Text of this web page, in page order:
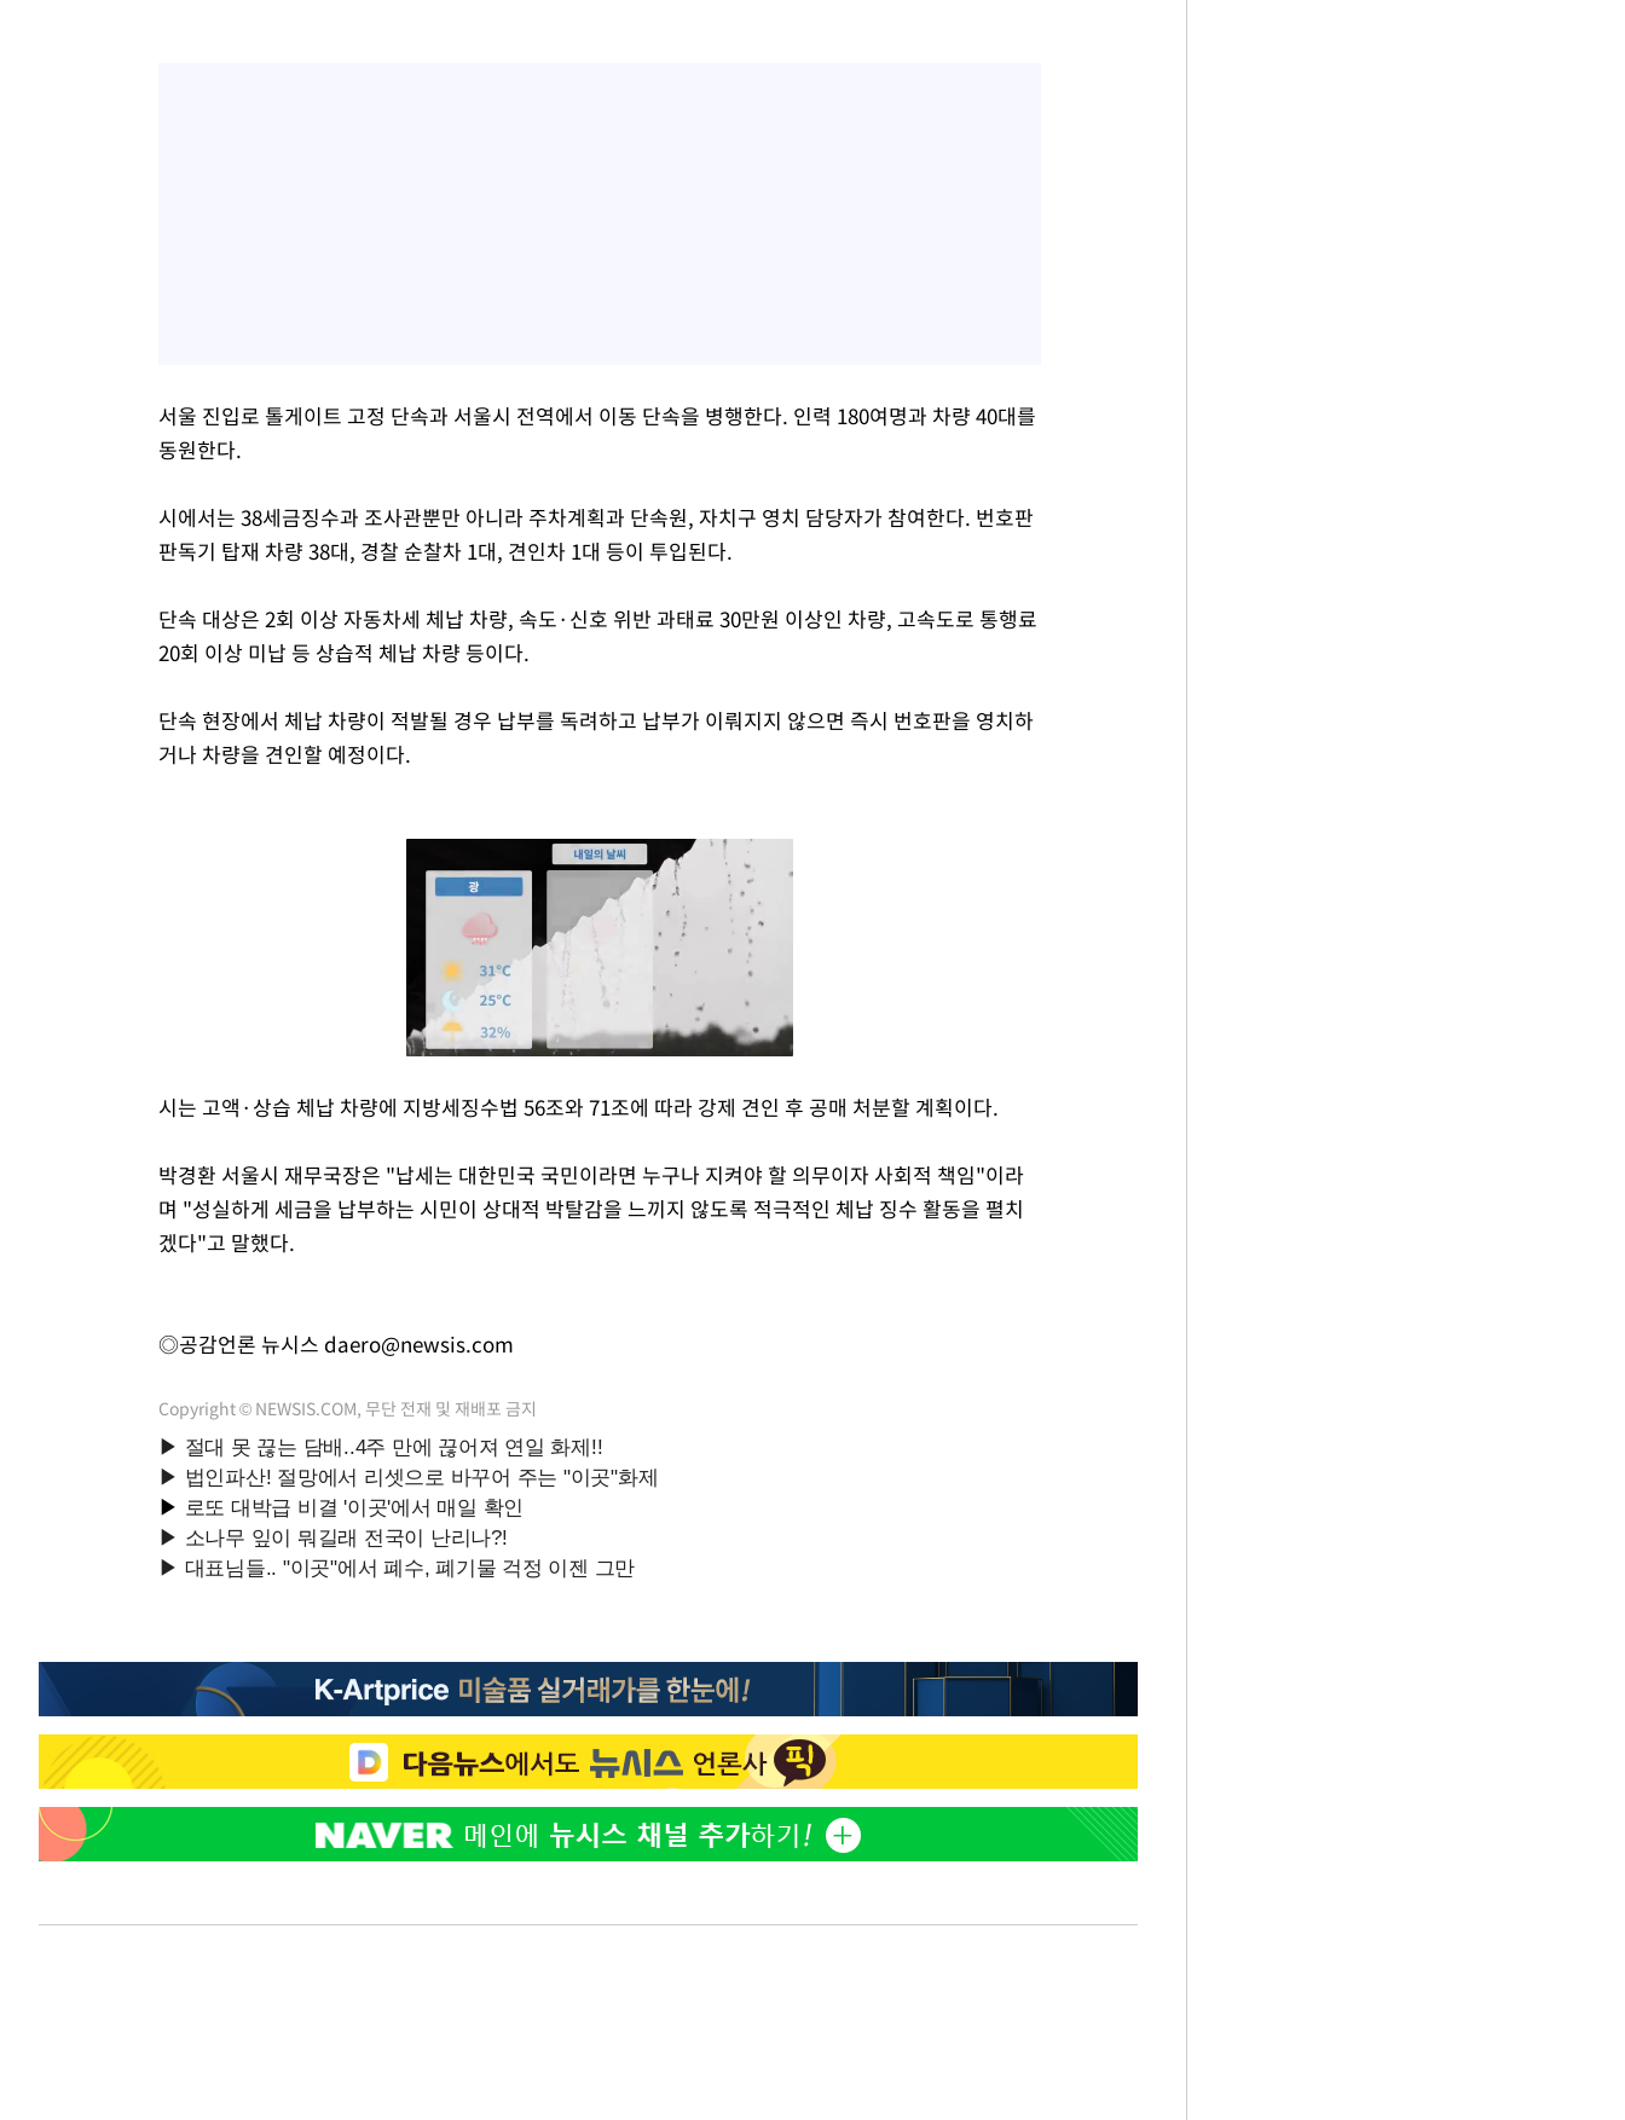
서울 진입로 톨게이트 고정 단속과 서울시 전역에서 이동 단속을 병행한다. 인력 180여명과 차량 40대를
동원한다.
시에서는 38세금징수과 조사관뿐만 아니라 주차계획과 단속원, 자치구 영치 담당자가 참여한다. 번호판
판독기 탑재 차량 38대, 경찰 순찰차 1대, 견인차 1대 등이 투입된다.
단속 대상은 2회 이상 자동차세 체납 차량, 속도·신호 위반 과태료 30만원 이상인 차량, 고속도로 통행료
20회 이상 미납 등 상습적 체납 차량 등이다.
단속 현장에서 체납 차량이 적발될 경우 납부를 독려하고 납부가 이뤄지지 않으면 즉시 번호판을 영치하
거나 차량을 견인할 예정이다.
시는 고액·상습 체납 차량에 지방세징수법 56조와 71조에 따라 강제 견인 후 공매 처분할 계획이다.
박경환 서울시 재무국장은 "납세는 대한민국 국민이라면 누구나 지켜야 할 의무이자 사회적 책임"이라
며 "성실하게 세금을 납부하는 시민이 상대적 박탈감을 느끼지 않도록 적극적인 체납 징수 활동을 펼치
겠다"고 말했다.
◎공감언론 뉴시스 daero@newsis.com
Copyright © NEWSIS.COM, 무단 전재 및 재배포 금지